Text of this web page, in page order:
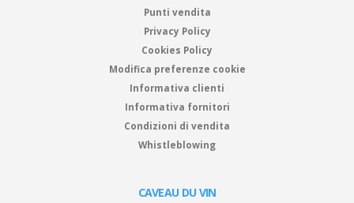
Punti vendita
Privacy Policy
Cookies Policy
Modifica preferenze cookie
Informativa clienti
Informativa fornitori
Condizioni di vendita
Whistleblowing
CAVEAU DU VIN